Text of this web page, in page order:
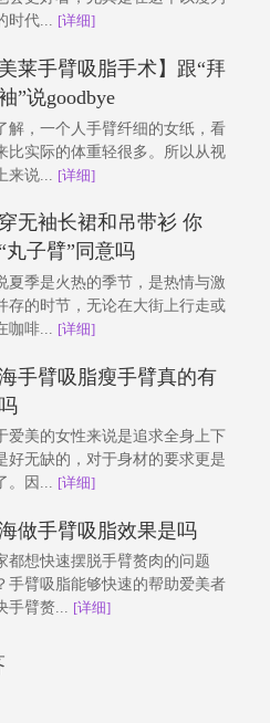
时代... [详细]
美莱手臂吸脂手术】跟“拜
”说goodbye
解，一个人手臂纤细的女纸，看
比实际的体重轻很多。所以从视
来说... [详细]
无袖长裙和吊带衫 你
丸子臂”同意吗
夏季是火热的季节，是热情与激
存的时节，无论在大街上行走或
咖啡... [详细]
海手臂吸脂瘦手臂真的有
爱美的女性来说是追求全身上下
好无缺的，对于身材的要求更是
。因... [详细]
海做手臂吸脂效果是吗
都想快速摆脱手臂赘肉的问题
手臂吸脂能够快速的帮助爱美者
手臂赘... [详细]